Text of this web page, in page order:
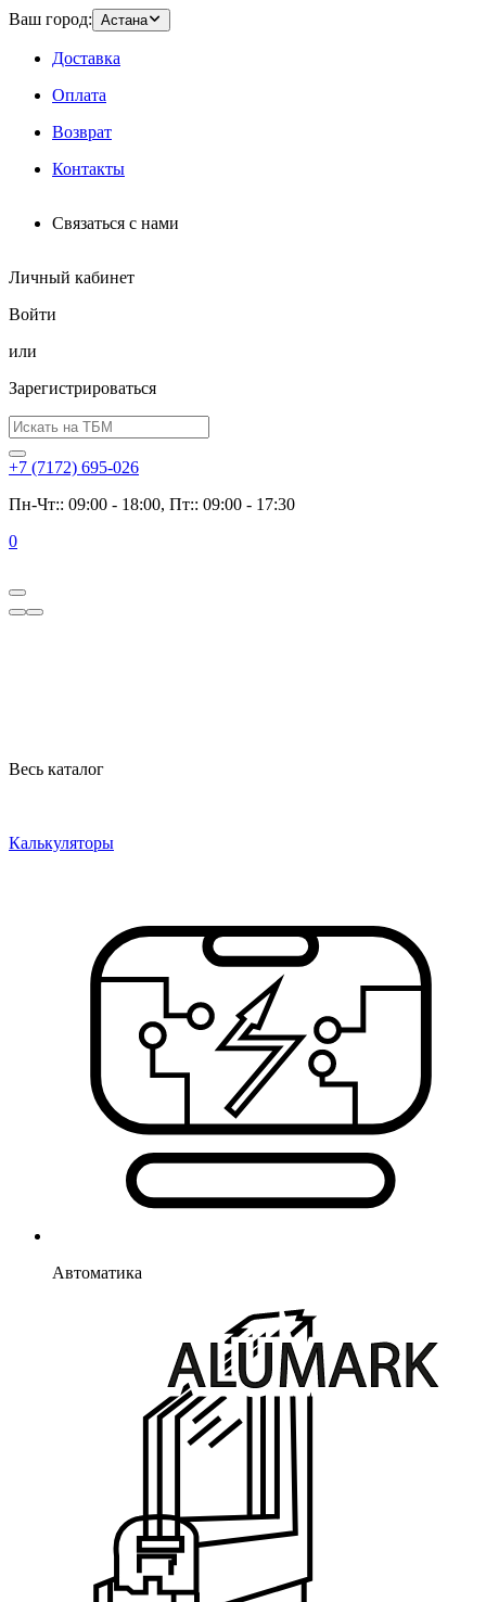
Ваш город: Астана
Доставка
Оплата
Возврат
Контакты
Связаться с нами
Личный кабинет
Войти
или
Зарегистрироваться
+7 (7172) 695-026
Пн-Чт:: 09:00 - 18:00, Пт:: 09:00 - 17:30
0
Весь каталог
Калькуляторы
Автоматика